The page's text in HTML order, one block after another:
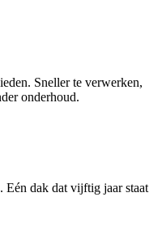
Sneller te verwerken,
onderhoud.
Eén dak dat vijftig jaar staat